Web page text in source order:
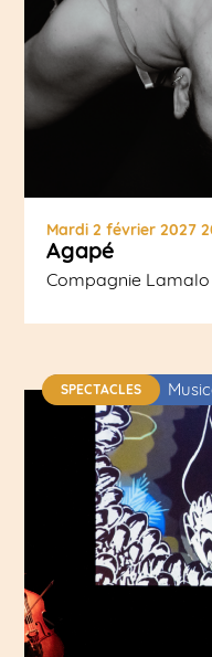
Mardi 2 février 2027
Agapé
Compagnie
SPECTACLES